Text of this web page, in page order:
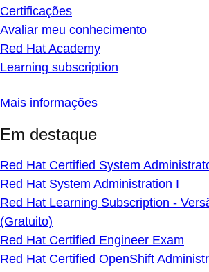
Certificações
Avaliar meu conhecimento
Red Hat Academy
Learning subscription
Mais informações
Em destaque
Red Hat Certified System
Red Hat System Administration I
Red Hat Learning Subscription -
(Gratuito)
Red Hat Certified Engineer Exam
Red Hat Certified OpenShift